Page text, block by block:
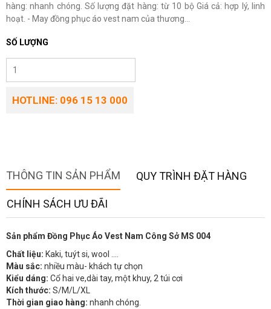
hàng: nhanh chóng. Số lượng đặt hàng: từ 10 bộ Giá cả: hợp lý, linh
hoạt. - May đồng phục áo vest nam của thương...
SỐ LƯỢNG
HOTLINE: 096 15 13 000
THÔNG TIN SẢN PHẨM QUY TRÌNH ĐẶT HÀNG
CHÍNH SÁCH ƯU ĐÃI
Sản phẩm Đồng Phục Áo Vest Nam Công Sở MS 004
Chất liệu: Kaki, tuýt si, wool ….
Màu sắc: nhiều màu- khách tự chọn
Kiểu dáng: Cổ hai ve,dài tay, một khuy, 2 túi cơi
Kích thước: S/M/L/XL
Thời gian giao hàng: nhanh chóng.